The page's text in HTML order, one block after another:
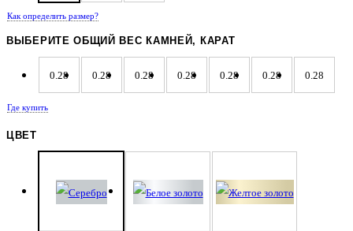
Как определить размер?
ВЫБЕРИТЕ ОБЩИЙ ВЕС КАМНЕЙ, КАРАТ
0.28 0.28 0.28 0.28 0.28 0.28 0.28
0.28 0.28 0.28 0.28 0.28 0.28
Где купить
ЦВЕТ